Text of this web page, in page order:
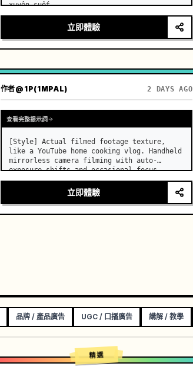
xuyên suốt. …
立即體驗
作者@1P(1MPAL) 2 DAYS AGO
查看完整提示詞
[Style] Actual filmed footage texture,
like a YouTube home cooking vlog. Handheld
mirrorless camera filming with auto-
exposure shifts and occasional focus
hunting. Real-time speed, lens dust
flares, sharp digital sensor quality.
[Color/Lighting] Warm summer mo…
立即體驗
品牌 / 產品廣告 UGC / 口播廣告 講解 / 教學
精選